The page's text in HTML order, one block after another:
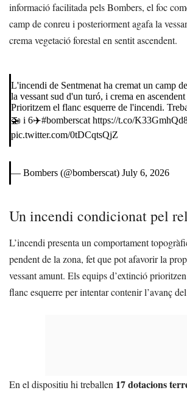
informació facilitada pels Bombers, el foc
camp de conreu i posteriorment agafa la
crema vegetació forestal en sentit ascendent.
L'incendi de Sentmenat ha cremat un camp
la vessant sud d'un turó, i crema en
Prioritzem el flanc esquerre de l'incendi.
🚁 i 6✈️#bomberscat https://t.co/
pic.twitter.com/0tDCqtsQjZ
— Bombers (@bomberscat) July 6, 2026
Un incendi condicionat pel
L’incendi presenta un comportament
pendent de la zona, fet que pot afavorir la
vessant amunt. Els equips d’extinció
flanc esquerre per intentar contenir l’avanç
En el dispositiu hi treballen 17 dotacions